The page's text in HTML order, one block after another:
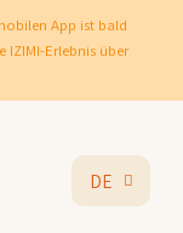
App ist bald
IZIMI-Erlebnis über
DE